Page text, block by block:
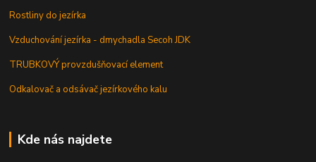
Rostliny do jezírka
Vzduchování jezírka - dmychadla Secoh JDK
TRUBKOVÝ provzdušňovací element
Odkalovač a odsávač jezírkového kalu
Kde nás najdete